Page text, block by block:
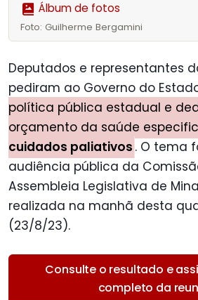
Álbum de fotos
Foto: Guilherme Bergamini
Deputados e representantes
pediram ao Governo do
política pública estadual e
orçamento da saúde
cuidados paliativos . O tema
audiência pública da
Assembleia Legislativa de
realizada na manhã desta
(23/8/23).
Consulte o resultado e
completo da